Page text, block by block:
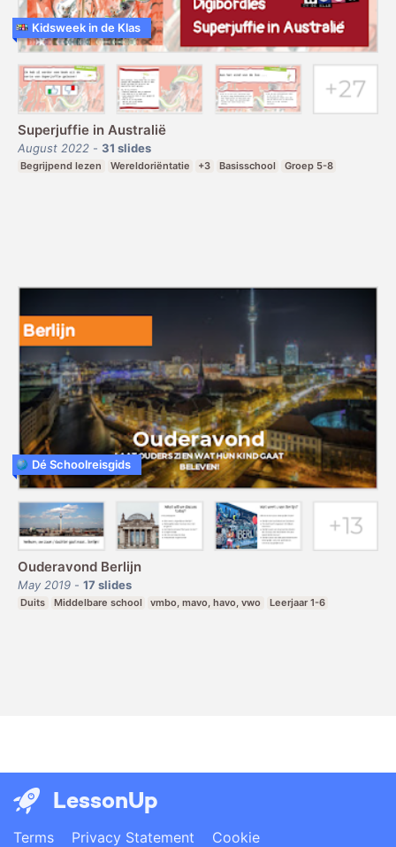
Superjuffie in Australië
August 2022 - 31 slides
Begrijpend lezen Wereldoriëntatie +3 Basisschool Groep 5-8
Kidsweek in de Klas
Ouderavond Berlijn
May 2019 - 17 slides
Duits Middelbare school vmbo, mavo, havo, vwo Leerjaar 1-6
Dé Schoolreisgids
LessonUp
Terms Privacy Statement
Cookie